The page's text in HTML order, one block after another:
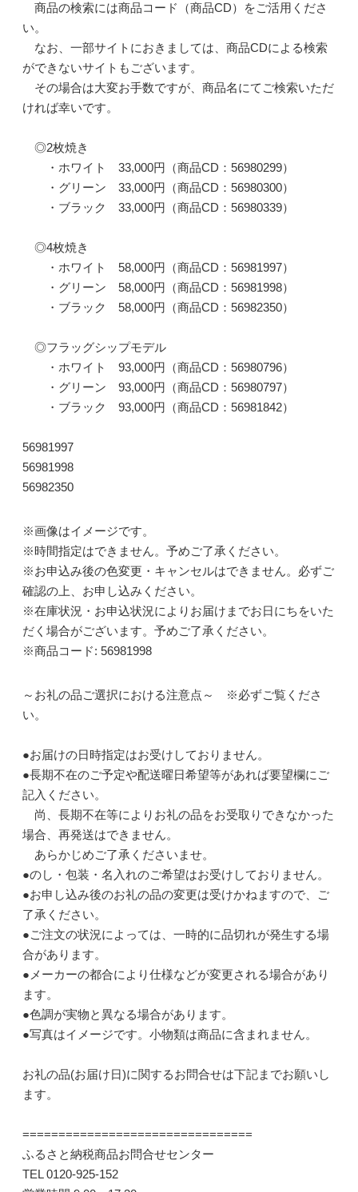
商品の検索には商品コード（商品CD）をご活用くださ
い。
なお、一部サイトにおきましては、商品CDによる検索
ができないサイトもございます。
その場合は大変お手数ですが、商品名にてご検索いただ
ければ幸いです。
◎2枚焼き
・ホワイト 33,000円（商品CD：56980299）
・グリーン 33,000円（商品CD：56980300）
・ブラック 33,000円（商品CD：56980339）
◎4枚焼き
・ホワイト 58,000円（商品CD：56981997）
・グリーン 58,000円（商品CD：56981998）
・ブラック 58,000円（商品CD：56982350）
◎フラッグシップモデル
・ホワイト 93,000円（商品CD：56980796）
・グリーン 93,000円（商品CD：56980797）
・ブラック 93,000円（商品CD：56981842）
56981997
56981998
56982350
※画像はイメージです。
※時間指定はできません。予めご了承ください。
※お申込み後の色変更・キャンセルはできません。必ずご
確認の上、お申し込みください。
※在庫状況・お申込状況によりお届けまでお日にちをいた
だく場合がございます。予めご了承ください。
※商品コード: 56981998
～お礼の品ご選択における注意点～ ※必ずご覧くださ
い。
●お届けの日時指定はお受けしておりません。
●長期不在のご予定や配送曜日希望等があれば要望欄にご
記入ください。
尚、長期不在等によりお礼の品をお受取りできなかった
場合、再発送はできません。
あらかじめご了承くださいませ。
●のし・包装・名入れのご希望はお受けしておりません。
●お申し込み後のお礼の品の変更は受けかねますので、ご
了承ください。
●ご注文の状況によっては、一時的に品切れが発生する場
合があります。
●メーカーの都合により仕様などが変更される場合があり
ます。
●色調が実物と異なる場合があります。
●写真はイメージです。小物類は商品に含まれません。
お礼の品(お届け日)に関するお問合せは下記までお願いし
ます。
================================
ふるさと納税商品お問合せセンター
TEL 0120-925-152